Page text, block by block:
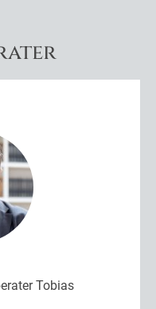
Tobias